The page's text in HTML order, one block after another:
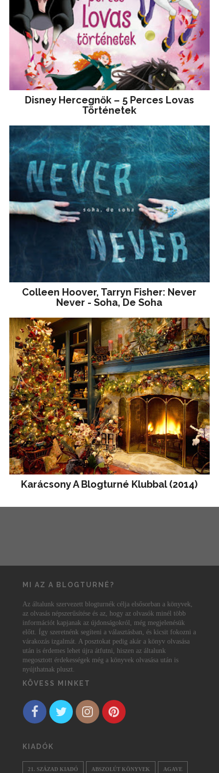
Disney ​Hercegnők – 5 Perces Lovas
Történetek
Colleen Hoover, Tarryn Fisher: Never
Never - Soha, De Soha
Karácsony A Blogturné Klubbal (2014)
MI AZ A BLOGTURNÉ?
Az általunk szervezett blogturnék célja elsősorban a könyvek,
az olvasás népszerűsítése és az, hogy az olvasók minél több
információt kapjanak az újdonságokról, még megjelenésük
előtt. Így szeretnénk segíteni a választásban, és kicsit fokozni a
várakozás izgalmát. A posztokat pedig akár a könyv olvasása
után is érdemes lehet újra átfutni, hiszen az általunk
megosztott érdekességek még a könyvek olvasása után is
nyújthatnak pluszt.
KÖVESS MINKET
KIADÓK
21. SZÁZAD KIADÓ ABSZOLÚT KÖNYVEK AGAVE